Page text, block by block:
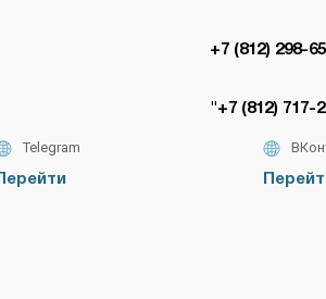
+7 (812) 298-
"+7 (812) 717-
Telegram
Перейти